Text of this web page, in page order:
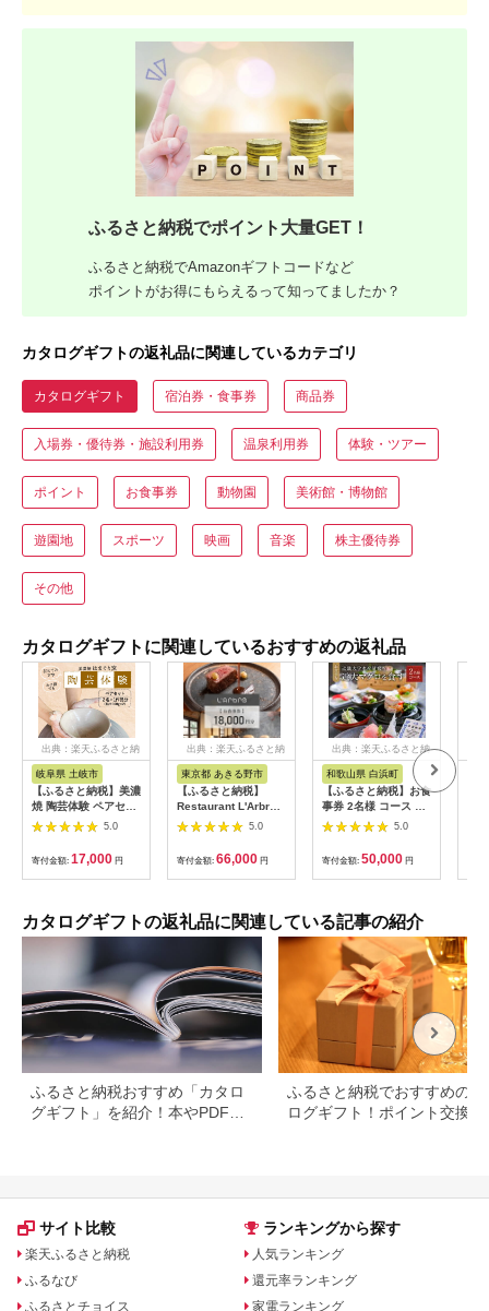
ふるさと納税でポイント大量GET！
ふるさと納税でAmazonギフトコードなど
ポイントがお得にもらえるって知ってましたか？
カタログギフトの返礼品に関連しているカテゴリ
カタログギフト 宿泊券・食事券 商品券
入場券・優待券・施設利用券 温泉利用券 体験・ツアー
ポイント お食事券 動物園 美術館・博物館
遊園地 スポーツ 映画 音楽 株主優待券
その他
カタログギフトに関連しているおすすめの返礼品
出典：楽天ふるさと納
岐阜県 土岐市
【ふるさと納税】美濃
焼 陶芸体験 ペアセッ
ト ひとり500gずつ
【はまぐり窯】
[MGG006]
5.0
寄付金額: 17,000 円
出典：楽天ふるさと納
東京都 あきる野市
【ふるさと納税】
Restaurant L'Arbre
でお使いいただけるお
食事券 18,000円分
【ラルブル】
【1505144】
5.0
寄付金額: 66,000 円
出典：楽天ふるさと納
和歌山県 白浜町
【ふるさと納税】お食
事券 2名様 コース 近
畿大学水産研究所 近
大マグロを食す | 券
金券 人気 おすすめ 送
料無料
5.0
寄付金額: 50,000 円
カタログギフトの返礼品に関連している記事の紹介
ふるさと納税おすすめ「カタロ
グギフト」を紹介！本やPDFカ
ふるさと納税でおすすめのカ
ログギフト！ポイント交換で
サイト比較
楽天ふるさと納税
ふるなび
ふるさとチョイス
ランキングから探す
人気ランキング
還元率ランキング
家電ランキング